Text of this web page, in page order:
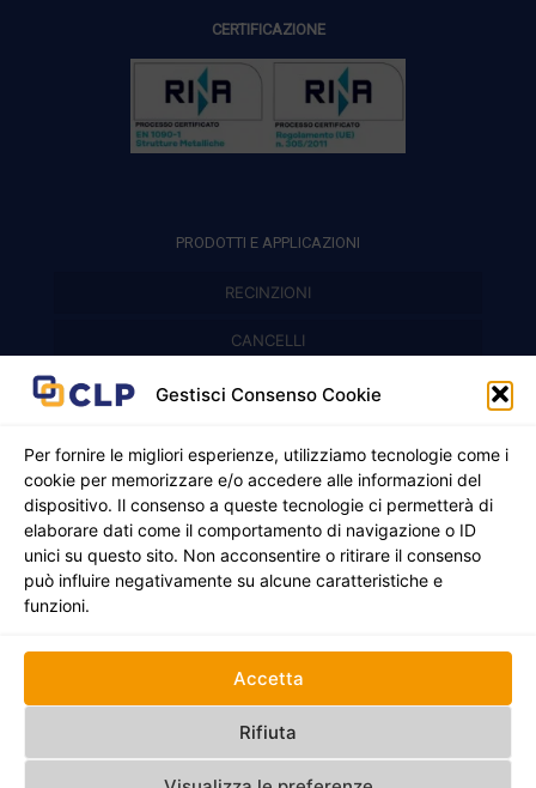
Gestisci Consenso Cookie
Per fornire le migliori esperienze, utilizziamo tecnologie come i
cookie per memorizzare e/o accedere alle informazioni del
dispositivo. Il consenso a queste tecnologie ci permetterà di
elaborare dati come il comportamento di navigazione o ID
unici su questo sito. Non acconsentire o ritirare il consenso
può influire negativamente su alcune caratteristiche e
funzioni.
Accetta
Rifiuta
CERTIFICAZIONE
PRODOTTI E APPLICAZIONI
RECINZIONI
Recinzioni modulari
Recinzioni a pannelli
CANCELLI
Cancelli prefabbricati
Cancelli in ferro battuto
Cancelli a due ante
Cancelli scorrevoli
APPLICAZIONI
Griglie e chiusini
Inferriate
Nicchie per gas ed elettricità
© 2021 - 2026 CLP SRLS All Rights Reserved.
CF e P. IVA 05130250235 | Sede legale Via Alessandro
Credits:Creativart
CANCELLI